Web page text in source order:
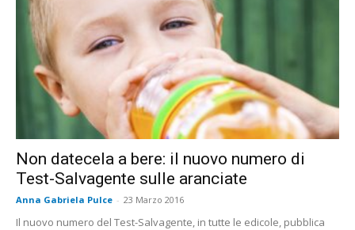
Non datecela a bere: il nuovo numero di
Test-Salvagente sulle aranciate
Anna Gabriela Pulce - 23 Marzo 2016
Il nuovo numero del Test-Salvagente, in tutte le edicole, pubblica